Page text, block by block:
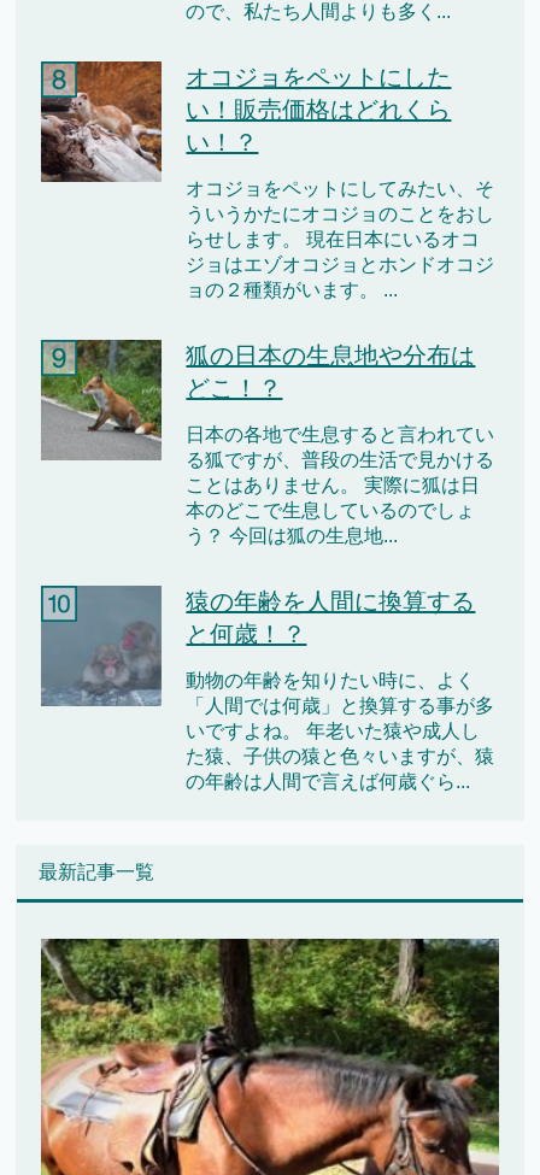
ので、私たち人間よりも多く...
オコジョをペットにした
い！販売価格はどれくら
い！？
オコジョをペットにしてみたい、そ
ういうかたにオコジョのことをおし
らせします。 現在日本にいるオコ
ジョはエゾオコジョとホンドオコジ
ョの２種類がいます。 ...
狐の日本の生息地や分布は
どこ！？
日本の各地で生息すると言われてい
る狐ですが、普段の生活で見かける
ことはありません。 実際に狐は日
本のどこで生息しているのでしょ
う？ 今回は狐の生息地...
猿の年齢を人間に換算する
と何歳！？
動物の年齢を知りたい時に、よく
「人間では何歳」と換算する事が多
いですよね。 年老いた猿や成人し
た猿、子供の猿と色々いますが、猿
の年齢は人間で言えば何歳ぐら...
最新記事一覧